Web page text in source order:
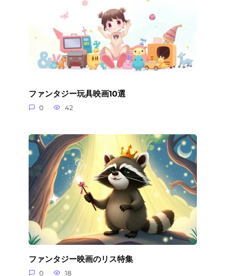
ファンタジー玩具映画10選
0 42
ファンタジー映画のリス特集
0 18